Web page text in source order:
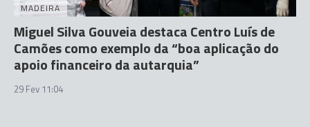
MADEIRA
Miguel Silva Gouveia destaca Centro Luís de
Camões como exemplo da “boa aplicação do
apoio financeiro da autarquia”
29 Fev 11:04